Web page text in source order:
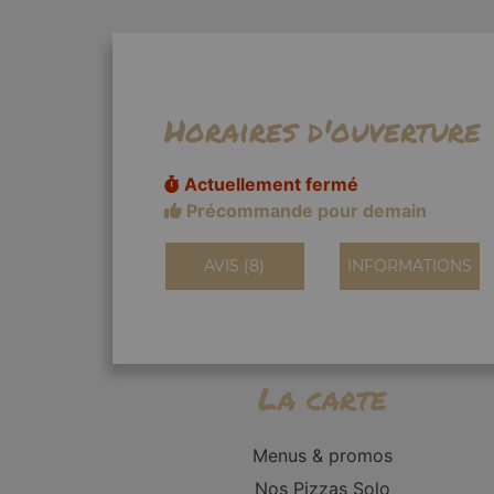
Horaires d'ouverture
Actuellement fermé
Précommande pour demain
AVIS (8) INFORMATIONS
La carte
Menus & promos
Nos Pizzas Solo